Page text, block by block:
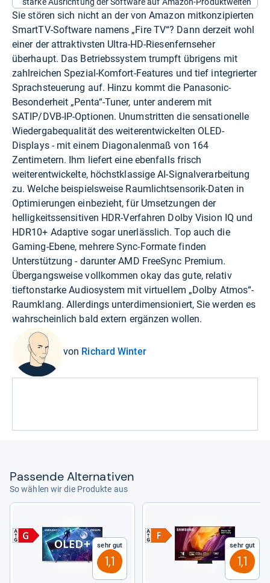
Sie stören sich nicht an der von Amazon mitkonzipierten
SmartTV-Software namens „Fire TV“? Dann derzeit wohl
einer der attraktivsten Ultra-HD-Riesenfernseher
überhaupt. Das Betriebssystem trumpft übrigens mit
zahlreichen Spezial-Komfort-Features und tief integrierter
Sprachsteuerung auf. Hinzu kommt die Panasonic-
Besonderheit „Penta“-Tuner, unter anderem mit
SATIP/DVB-IP-Optionen. Unumstritten die sensationelle
Wiedergabequalität des weiterentwickelten OLED-
Displays - mit einem Diagonalenmaß von 164
Zentimetern. Ihm liefert eine ebenfalls frisch
weiterentwickelte, höchstklassige AI-Signalverarbeitung
zu. Welche beispielsweise Raumlichtsensorik-Daten in
Optimierungen einbezieht, für Umsetzungen der
helligkeitssensitiven HDR-Verfahren Dolby Vision IQ und
HDR10+ Adaptive sogar unerlässlich. Top auch die
Gaming-Ebene, mehrere Sync-Formate finden
Unterstützung - darunter AMD FreeSync Premium.
Übergangsweise vollkommen okay das gute, relativ
tieftonstarke Audiosystem mit virtuellem „Dolby Atmos“-
Raumklang. Allerdings unterdimensioniert, Sie werden es
wahrscheinlich bald extern ergänzen wollen.
von Richard Winter
Pas­sende Alter­na­ti­ven
So wählen wir die Produkte aus
Sehr gut
1,1
Sehr gut
1,1